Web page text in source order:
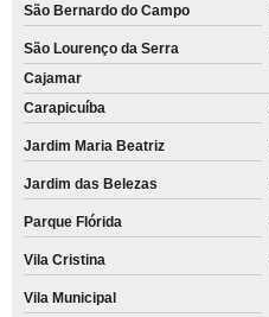
São Bernardo do Campo
São Lourenço da Serra
Cajamar
Carapicuíba
Jardim Maria Beatriz
Jardim das Belezas
Parque Flórida
Vila Cristina
Vila Municipal